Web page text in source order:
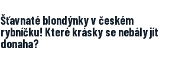
Šťavnaté blondýnky v českém
rybníčku! Které krásky se nebály jít
donaha?